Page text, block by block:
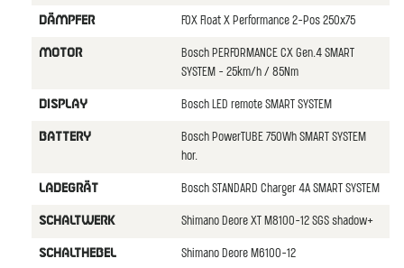
DÄMPFER FOX Float X Performance 2-Pos 250x75
MOTOR
Bosch PERFORMANCE CX Gen.4 SMART
SYSTEM - 25km/h / 85Nm
DISPLAY Bosch LED remote SMART SYSTEM
BATTERY
Bosch PowerTUBE 750Wh SMART SYSTEM
hor.
LADEGRÄT Bosch STANDARD Charger 4A SMART SYSTEM
SCHALTWERK Shimano Deore XT M8100-12 SGS shadow+
SCHALTHEBEL Shimano Deore M6100-12